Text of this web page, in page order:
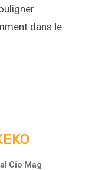
dans le
Cio Mag